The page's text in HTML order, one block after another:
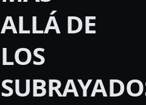
ALLÁ DE
LOS